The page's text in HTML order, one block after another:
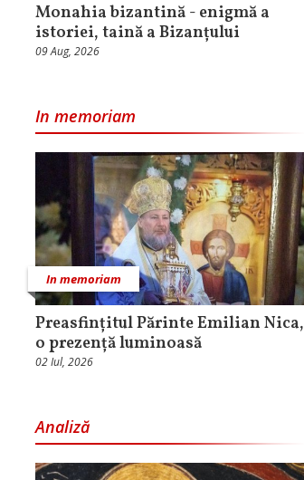
Monahia bizantină - enigmă a
istoriei, taină a Bizanțului
09 Aug, 2026
In memoriam
In memoriam
Preasfințitul Părinte Emilian Nica,
o prezență luminoasă
02 Iul, 2026
Analiză